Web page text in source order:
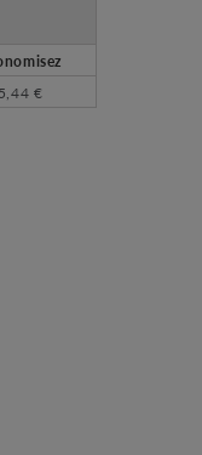
5,44 €